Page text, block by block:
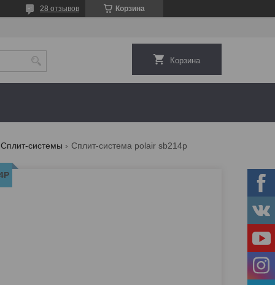
Корзина
28 отзывов
Корзина
Сплит-системы Сплит-система polair sb214p